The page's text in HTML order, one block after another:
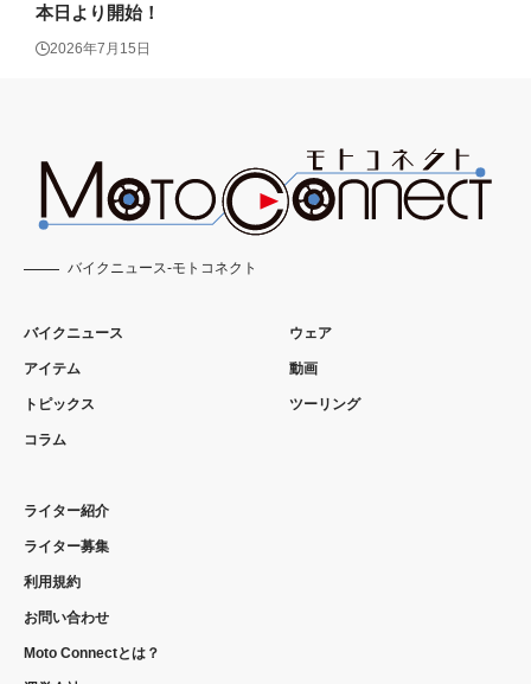
本日より開始！
2026年7月15日
バイクニュース-モトコネクト
バイクニュース
アイテム
トピックス
コラム
ウェア
動画
ツーリング
ライター紹介
ライター募集
利用規約
お問い合わせ
Moto Connectとは？